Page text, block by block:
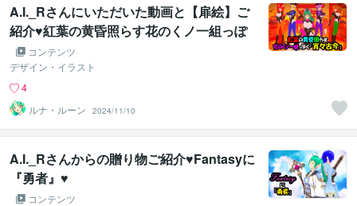
A.I._Rさんにいただいた動画と【扉絵】ご
紹介♥紅葉の黄昏照らす花のくノ一組っぽ
く『宵々古今』♥
コンテンツ
デザイン・イラスト
4
ルナ・ルーン
2024/11/10
A.I._Rさんからの贈り物ご紹介♥Fantasyに
『勇者』♥
コンテンツ